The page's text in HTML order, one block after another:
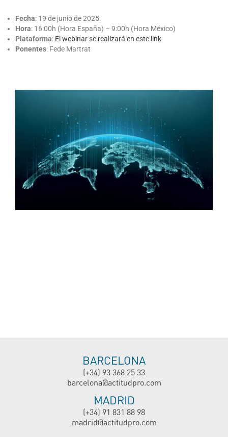
Fecha: 19 de junio de 2025.
Hora: 16:00h (Hora España) – 9:00h (Hora México)
Plataforma: El webinar se realizará en este link
Ponentes: Fede Martrat
BARCELONA
(+34) 93 368 25 33
barcelona@actitudpro.com
MADRID
(+34) 91 831 88 98
madrid@actitudpro.com